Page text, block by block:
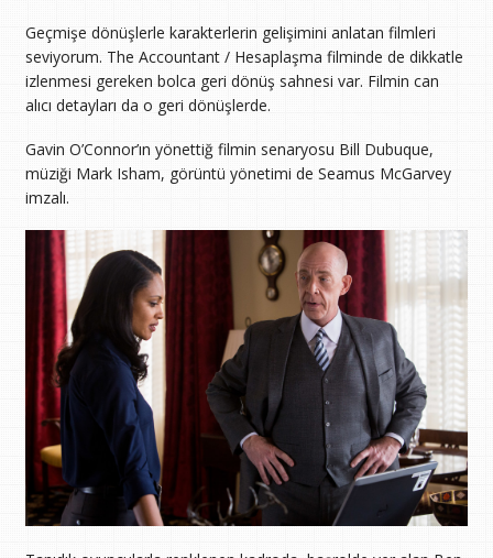
Geçmişe dönüşlerle karakterlerin gelişimini anlatan filmleri
seviyorum. The Accountant / Hesaplaşma filminde de dikkatle
izlenmesi gereken bolca geri dönüş sahnesi var. Filmin can
alıcı detayları da o geri dönüşlerde.
Gavin O’Connor’ın yönettiğ filmin senaryosu Bill Dubuque,
müziği Mark Isham, görüntü yönetimi de Seamus McGarvey
imzalı.